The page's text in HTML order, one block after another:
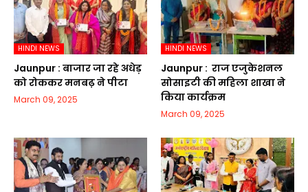
HINDI NEWS
Jaunpur :​ बाजार जा रहे अधेड़
को रोककर मनबढ़ ने पीटा
March 09, 2025
HINDI NEWS
Jaunpur : ​ ​राज एजुकेशनल
सोसाइटी की महिला शाखा ने
किया कार्यक्रम
March 09, 2025